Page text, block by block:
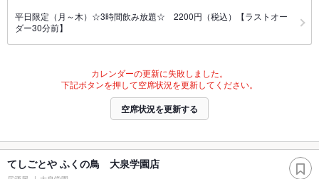
平日限定（月～木）☆3時間飲み放題☆ 2200円（税込）【ラストオー
ダー30分前】
カレンダーの更新に失敗しました。
下記ボタンを押して空席状況を更新してください。
空席状況を更新する
てしごとや ふくの鳥 大泉学園店